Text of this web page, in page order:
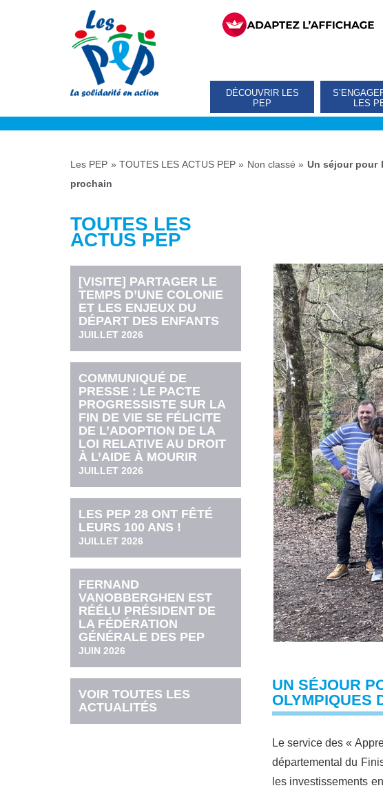
DÉCOUVRIR LES
PEP
LES
Les PEP » TOUTES LES ACTUS PEP» Non classé » Un séjour pour
prochain
TOUTES LES
ACTUS PEP
[VISITE] PARTAGER LE
TEMPS D’UNE COLONIE
ET LES ENJEUX DU
DÉPART DES ENFANTS
JUILLET 2026
COMMUNIQUÉ DE
PRESSE : LE PACTE
PROGRESSISTE SUR LA
FIN DE VIE SE FÉLICITE
DE L’ADOPTION DE LA
LOI RELATIVE AU DROIT
À L’AIDE À MOURIR
JUILLET 2026
LES PEP 28 ONT FÊTÉ
LEURS 100 ANS !
JUILLET 2026
FERNAND
VANOBBERGHEN EST
RÉÉLU PRÉSIDENT DE
LA FÉDÉRATION
GÉNÉRALE DES PEP
JUIN 2026
VOIR TOUTES LES
ACTUALITÉS
UN SÉJOUR
OLYMPIQUES
Le service des «
départemental du
les investissements